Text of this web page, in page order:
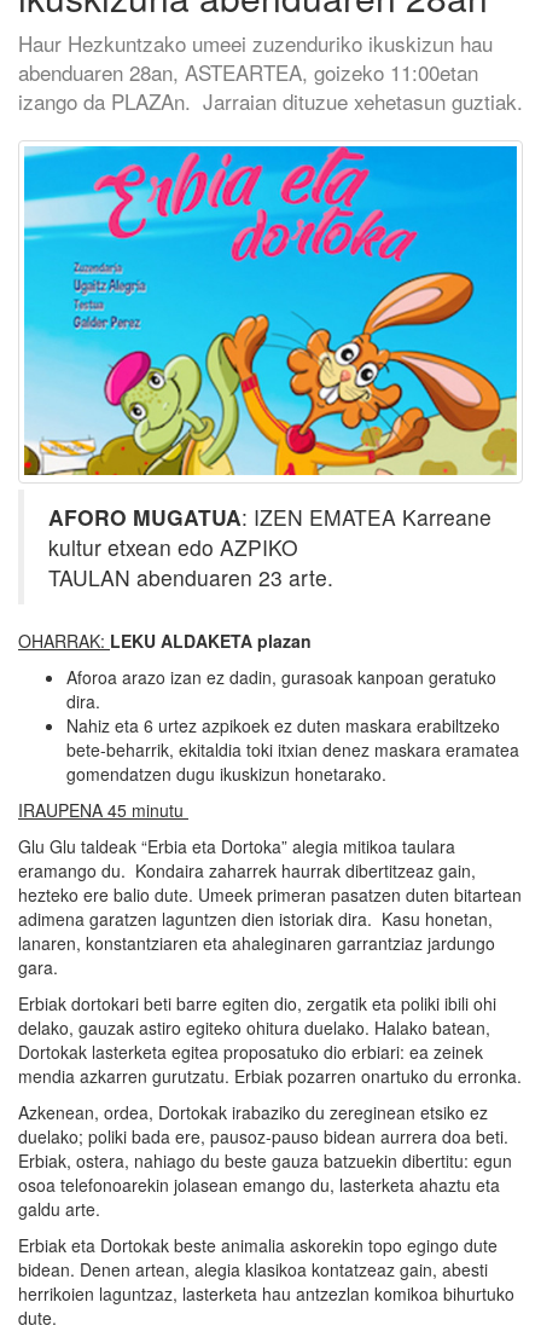
Haur Hezkuntzako umeei zuzenduriko ikuskizun hau
abenduaren 28an, ASTEARTEA, goizeko 11:00etan
izango da PLAZAn. Jarraian dituzue xehetasun guztiak.
AFORO MUGATUA: IZEN EMATEA Karreane
kultur etxean edo AZPIKO
TAULAN abenduaren 23 arte.
OHARRAK: LEKU ALDAKETA plazan
Aforoa arazo izan ez dadin, gurasoak kanpoan geratuko
dira.
Nahiz eta 6 urtez azpikoek ez duten maskara erabiltzeko
bete-beharrik, ekitaldia toki itxian denez maskara eramatea
gomendatzen dugu ikuskizun honetarako.
IRAUPENA 45 minutu
Glu Glu taldeak “Erbia eta Dortoka” alegia mitikoa taulara
eramango du. Kondaira zaharrek haurrak dibertitzeaz gain,
hezteko ere balio dute. Umeek primeran pasatzen duten bitartean
adimena garatzen laguntzen dien istoriak dira. Kasu honetan,
lanaren, konstantziaren eta ahaleginaren garrantziaz jardungo
gara.
Erbiak dortokari beti barre egiten dio, zergatik eta poliki ibili ohi
delako, gauzak astiro egiteko ohitura duelako. Halako batean,
Dortokak lasterketa egitea proposatuko dio erbiari: ea zeinek
mendia azkarren gurutzatu. Erbiak pozarren onartuko du erronka.
Azkenean, ordea, Dortokak irabaziko du zereginean etsiko ez
duelako; poliki bada ere, pausoz-pauso bidean aurrera doa beti.
Erbiak, ostera, nahiago du beste gauza batzuekin dibertitu: egun
osoa telefonoarekin jolasean emango du, lasterketa ahaztu eta
galdu arte.
Erbiak eta Dortokak beste animalia askorekin topo egingo dute
bidean. Denen artean, alegia klasikoa kontatzeaz gain, abesti
herrikoien laguntzaz, lasterketa hau antzezlan komikoa bihurtuko
dute.